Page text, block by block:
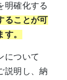
明確化する
ることが可
。
について
説明し、納